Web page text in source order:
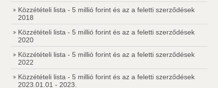
Közzétételi lista - 5 millió forint és az a feletti szerződések
2018
Közzétételi lista - 5 millió forint és az a feletti szerződések
2020
Közzétételi lista - 5 millió forint és az a feletti szerződések
2022
Közzétételi lista - 5 millió forint és az a feletti szerződések
2023.01.01 - 2023.